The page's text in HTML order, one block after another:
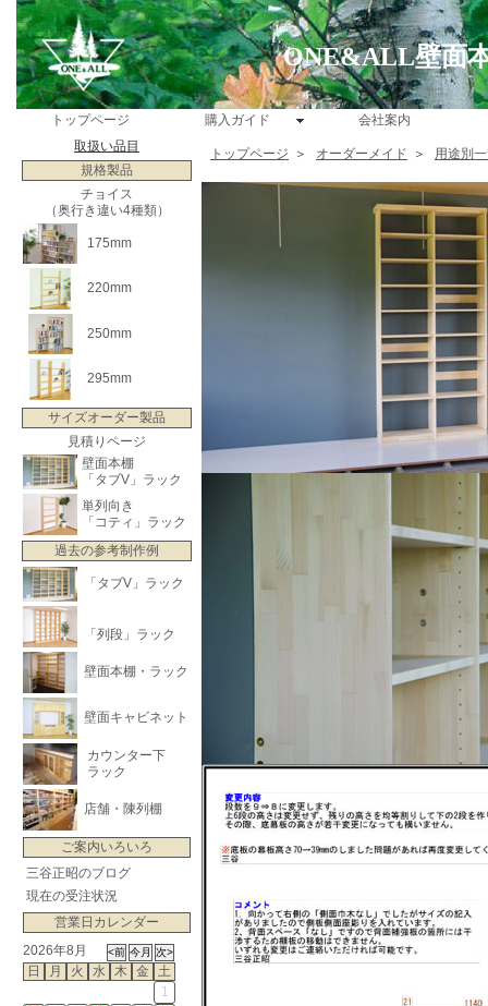
ONE&ALL壁面
トップページ 購入ガイド
会社案内
取扱い品目
規格製品
チョイス
（奥行き違い4種類）
175mm
220mm
250mm
295mm
サイズオーダー製品
見積りページ
壁面本棚
「タブV」ラック
単列向き
「コティ」ラック
過去の参考制作例
「タブV」ラック
「列段」ラック
壁面本棚・ラック
壁面キャビネット
カウンター下
ラック
店舗・陳列棚
ご案内いろいろ
三谷正昭のブログ
現在の受注状況
営業日カレンダー
2026年8月
日
月 火 水 木 金
土
1
トップページ ＞ オーダーメイド ＞ 用途別